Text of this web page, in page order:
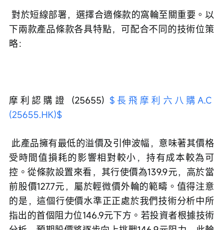
對於短線部署，選擇合適條款的窩輪至關重要。以
下兩款產品條款各具特點，可配合不同的技術位策
略：
摩利認購證 (25655) $長飛摩利六八購A.C
(25655.HK)$
受時間值損耗的影響相對較小，持有成本較為可
控。從條款設置來看，其行使價為139.9元，高於當
前股價127.7元，屬於輕微價外輪的範疇。值得注意
的是，這個行使價水準正正處於我們技術分析中所
指出的首個阻力位146.9元下方。若投資者根據技術